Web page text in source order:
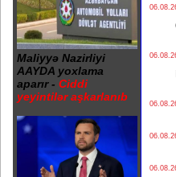
Maliyyə Nazirliyi
AAYDA yoxlama
aparır - Ciddi
yeyintilər aşkarlanıb